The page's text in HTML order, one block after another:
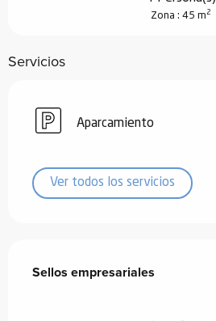
Zona : 45 m 2
Servicios
Aparcamiento
Ver todos los servicios
Sellos empresariales
Sellos empresariales